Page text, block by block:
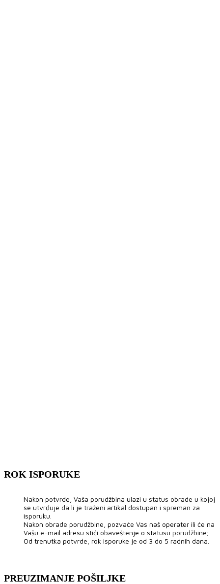
ROK ISPORUKE
Nakon potvrde, Vaša porudžbina ulazi u status obrade u kojoj
se utvrđuje da li je traženi artikal dostupan i spreman za
isporuku.
Nakon obrade porudžbine, pozvaće Vas naš operater ili će na
Vašu e-mail adresu stići obaveštenje o statusu porudžbine;
Od trenutka potvrde, rok isporuke je od 3 do 5 radnih dana.
PREUZIMANJE POŠILJKE